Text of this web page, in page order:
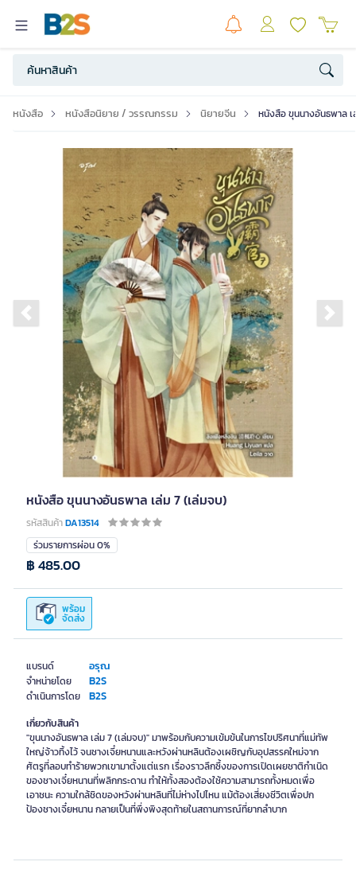
หนังสือ หนังสือนิยาย / วรรณกรรม นิยายจีน หนังสือ ขุนนางอันธพาล เ
Previous slide
หนังสือ ขุนนางอันธพาล เล่ม 7 (เล่มจบ)
รหัสสินค้าDA13514
แบรนด์ อรุณ
จำหน่ายโดย B2S
ดำเนินการโดย B2S
ร่วมรายการผ่อน 0%
พร้อม
จัดส่ง
฿ 485.00
เกี่ยวกับสินค้า
"ขุนนางอันธพาล เล่ม 7 (เล่มจบ)" มาพร้อมกับความเข้มข้นในการไขปริศนาที่แม่ทัพ
ใหญ่จ้าวทิ้งไว้ จนชางเจี๋ยหนานและหวังผ่านหลินต้องเผชิญกับอุปสรรคใหม่จาก
ศัตรูที่ลอบทำร้ายพวกเขามาตั้งแต่แรก เรื่องราวลึกซึ้งของการเปิดเผยชาติกำเนิด
ของชางเจี๋ยหนานที่พลิกกระดาน ทำให้ทั้งสองต้องใช้ความสามารถทั้งหมดเพื่อ
เอาชนะ ความใกล้ชิดของหวังผ่านหลินที่ไม่ห่างไปไหน แม้ต้องเสี่ยงชีวิตเพื่อปก
ป้องชางเจี๋ยหนาน กลายเป็นที่พึ่งพิงสุดท้ายในสถานการณ์ที่ยากลำบาก